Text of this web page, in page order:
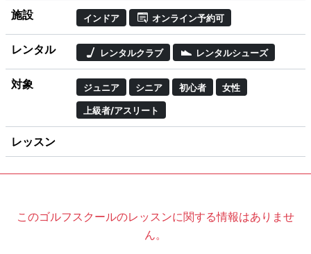
施設 インドア オンライン予約可
レンタル レンタルクラブ レンタルシューズ
対象 ジュニア シニア 初心者 女性
上級者/アスリート
レッスン
このゴルフスクールのレッスンに関する情報はありませ
ん。